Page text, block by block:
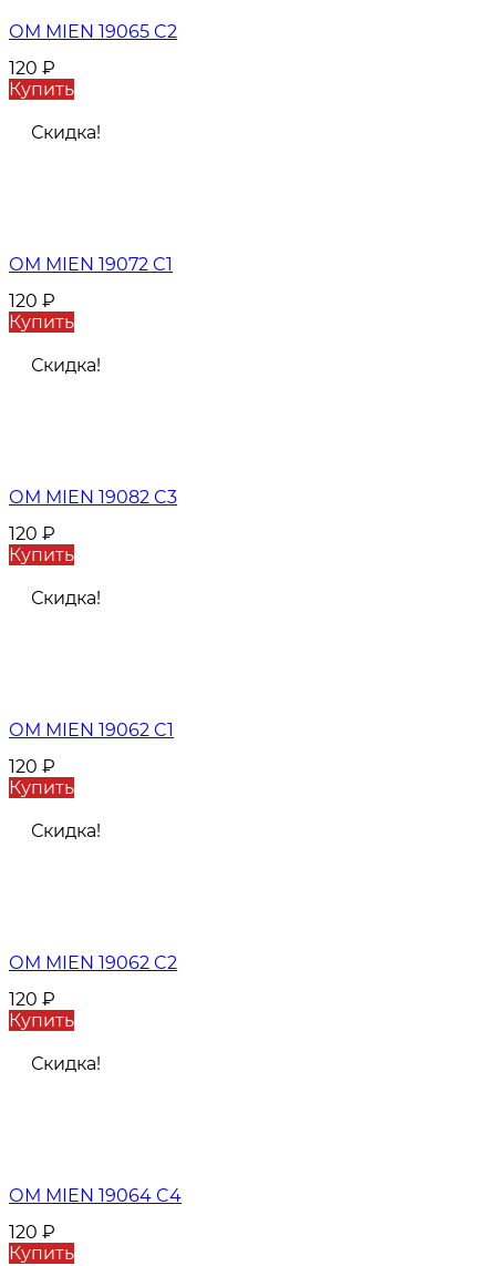
ОМ MIEN 19065 C2
120 ₽
Купить
Скидка!
ОМ MIEN 19072 C1
120 ₽
Купить
Скидка!
ОМ MIEN 19082 C3
120 ₽
Купить
Скидка!
ОМ MIEN 19062 C1
120 ₽
Купить
Скидка!
ОМ MIEN 19062 C2
120 ₽
Купить
Скидка!
ОМ MIEN 19064 C4
120 ₽
Купить